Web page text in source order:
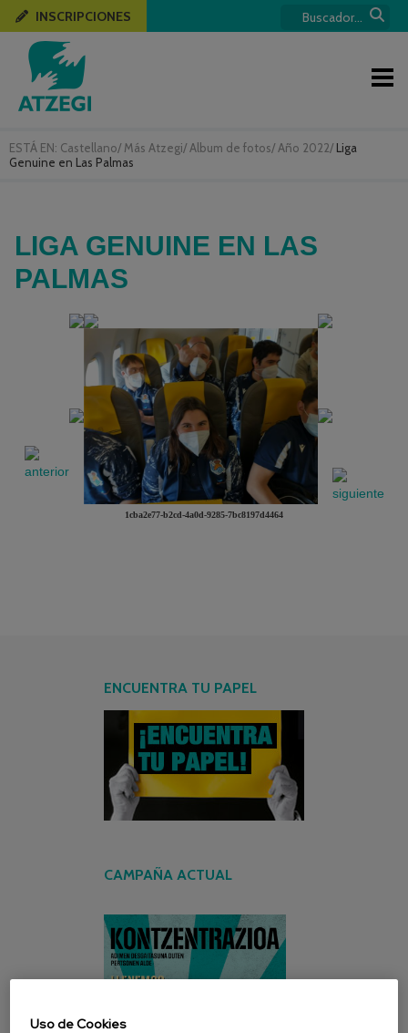
ESTÁ EN: Castellano/ Más Atzegi/ Album de fotos/ Año 2022/ Liga
Genuine en Las Palmas
INSCRIPCIONES
LIGA GENUINE EN LAS
PALMAS
1cba2e77-b2cd-4a0d-9285-7bc8197d4464
ENCUENTRA TU PAPEL
CAMPAÑA ACTUAL
Uso de Cookies